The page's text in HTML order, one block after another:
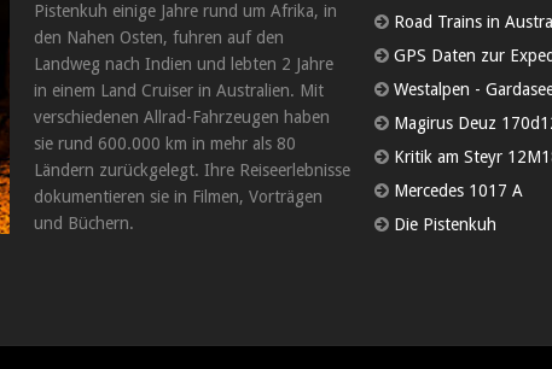
Pistenkuh einige Jahre rund um Afrika, in
den Nahen Osten, fuhren auf den
Landweg nach Indien und lebten 2 Jahre
in einem Land Cruiser in Australien. Mit
verschiedenen Allrad-Fahrzeugen haben
sie rund 600.000 km in mehr als 80
Ländern zurückgelegt. Ihre Reiseerlebnisse
dokumentieren sie in Filmen, Vorträgen
und Büchern.
Road Trains in
GPS Daten zur
Westalpen -
Magirus Deuz
Kritik am Steyr
Mercedes 1017 A
Die Pistenkuh